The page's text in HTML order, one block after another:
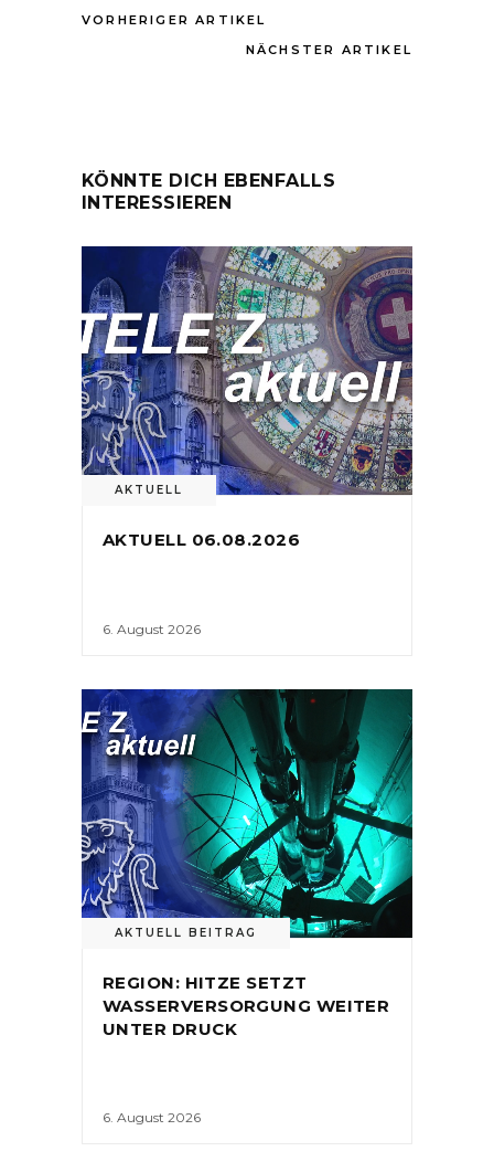
VORHERIGER ARTIKEL
NÄCHSTER ARTIKEL
KÖNNTE DICH EBENFALLS
INTERESSIEREN
AKTUELL
AKTUELL 06.08.2026
6. August 2026
AKTUELL BEITRAG
REGION: HITZE SETZT
WASSERVERSORGUNG WEITER
UNTER DRUCK
6. August 2026